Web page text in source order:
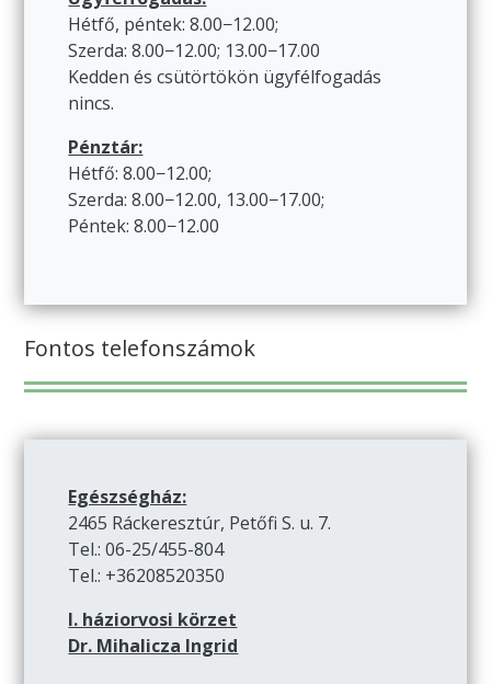
Hétfő, péntek: 8.00−12.00;
Szerda: 8.00−12.00; 13.00−17.00
Kedden és csütörtökön ügyfélfogadás
nincs.
Pénztár:
Hétfő: 8.00−12.00;
Szerda: 8.00−12.00, 13.00−17.00;
Péntek: 8.00−12.00
Fontos telefonszámok
Egészségház:
2465 Ráckeresztúr, Petőfi S. u. 7.
Tel.: 06-25/455-804
Tel.: +36208520350
I. háziorvosi körzet
Dr. Mihalicza Ingrid